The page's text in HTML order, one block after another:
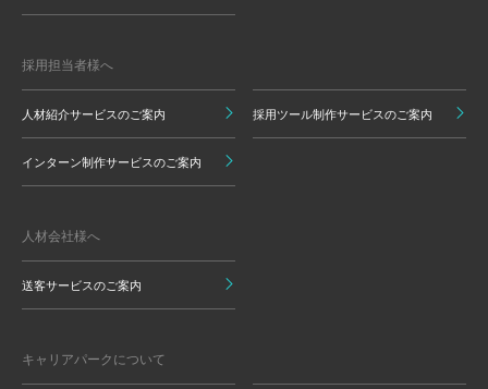
採用担当者様へ
人材紹介サービスのご案内 採用ツール制作サービスのご案内
インターン制作サービスのご案内
人材会社様へ
送客サービスのご案内
キャリアパークについて